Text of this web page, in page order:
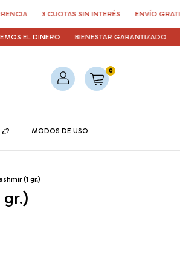
3 CUOTAS SIN INTERÉS ENVÍO GRATIS EN
DINERO BIENESTAR GARANTIZADO ¿POR
0
¿? MODOS DE USO
(1 gr.)